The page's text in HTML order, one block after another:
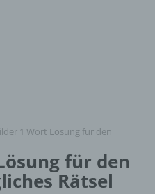
1 Wort Lösung für den
für den
Rätsel